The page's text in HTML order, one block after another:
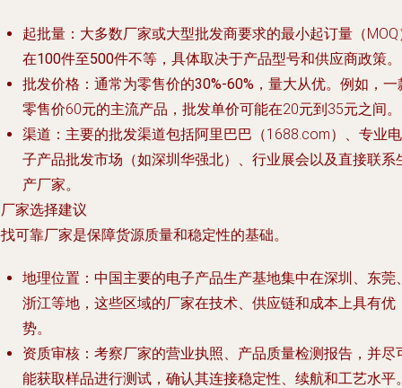
起批量 ：大多数厂家或大型批发商要求的最小起订量（MOQ
在100件至500件不等，具体取决于产品型号和供应商政策。
批发价格 ：通常为零售价的30%-60% ，量大从优。例如，一
零售价60元的主流产品，批发单价可能在20元到35元之间。
渠道 ：主要的批发渠道包括阿里巴巴（1688.com）、专业电
子产品批发市场（如深圳华强北）、行业展会以及直接联系
产厂家。
家选择建议
可靠厂家是保障货源质量和稳定性的基础。
地理位置 ：中国主要的电子产品生产基地集中在深圳、东莞
浙江等地，这些区域的厂家在技术、供应链和成本上具有优
势。
资质审核 ：考察厂家的营业执照、产品质量检测报告，并尽
能获取样品进行测试，确认其连接稳定性、续航和工艺水平